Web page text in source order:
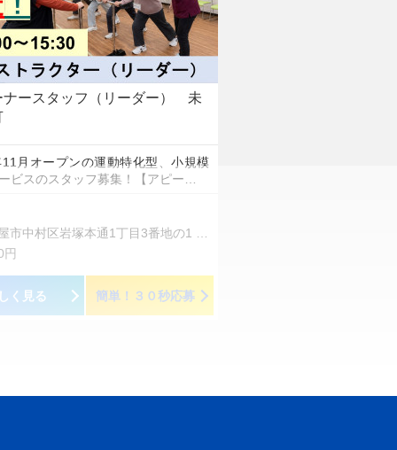
ナースタッフ（リーダー） 未
月オープンの運動特化型、小規模
ビスのスタッフ募集！【アピー…
中村区岩塚本通1丁目3番地の1 冨田ビル1階
円
く見る 簡単！３０秒応募